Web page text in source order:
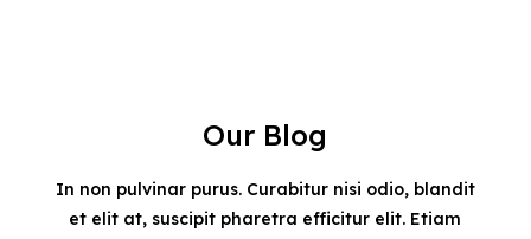
Our Blog
In non pulvinar purus. Curabitur nisi odio, blandit
et elit at, suscipit pharetra efficitur elit. Etiam